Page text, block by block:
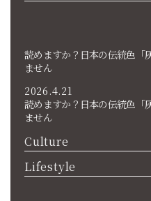
読めますか？日本の伝統色「
ません
2026.4.21
読めますか？日本の伝統色「
ません
Culture
Lifestyle